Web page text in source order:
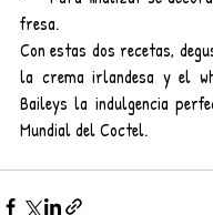
fresa.
Con estas dos recetas,
la crema irlandesa y el
Baileys la indulgencia
Mundial del Coctel.